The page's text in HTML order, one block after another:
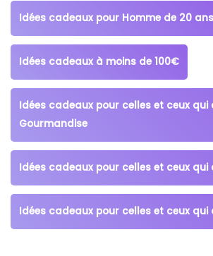
Idées cadeaux pour Homme de 20 ans
Idées cadeaux à moins de 100€
Idées cadeaux pour celles et ceux qui
Gourmandise
Idées cadeaux pour celles et ceux qui
Idées cadeaux pour celles et ceux qui